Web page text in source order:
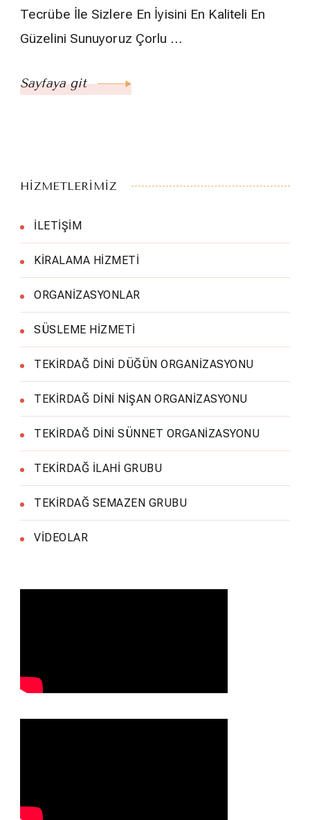
Tecrübe İle Sizlere En İyisini En Kaliteli En
Güzelini Sunuyoruz Çorlu …
Sayfaya git
HİZMETLERİMİZ
İLETİŞİM
KİRALAMA HİZMETİ
ORGANİZASYONLAR
SÜSLEME HİZMETİ
TEKİRDAĞ DİNİ DÜĞÜN ORGANİZASYONU
TEKİRDAĞ DİNİ NİŞAN ORGANİZASYONU
TEKİRDAĞ DİNİ SÜNNET ORGANİZASYONU
TEKİRDAĞ İLAHİ GRUBU
TEKİRDAĞ SEMAZEN GRUBU
VİDEOLAR